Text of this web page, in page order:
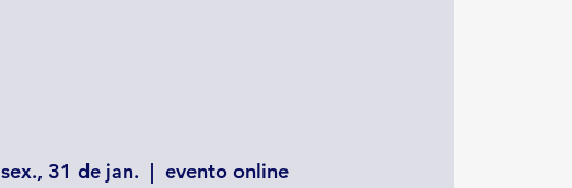
sex., 31 de jan.
  |
evento online